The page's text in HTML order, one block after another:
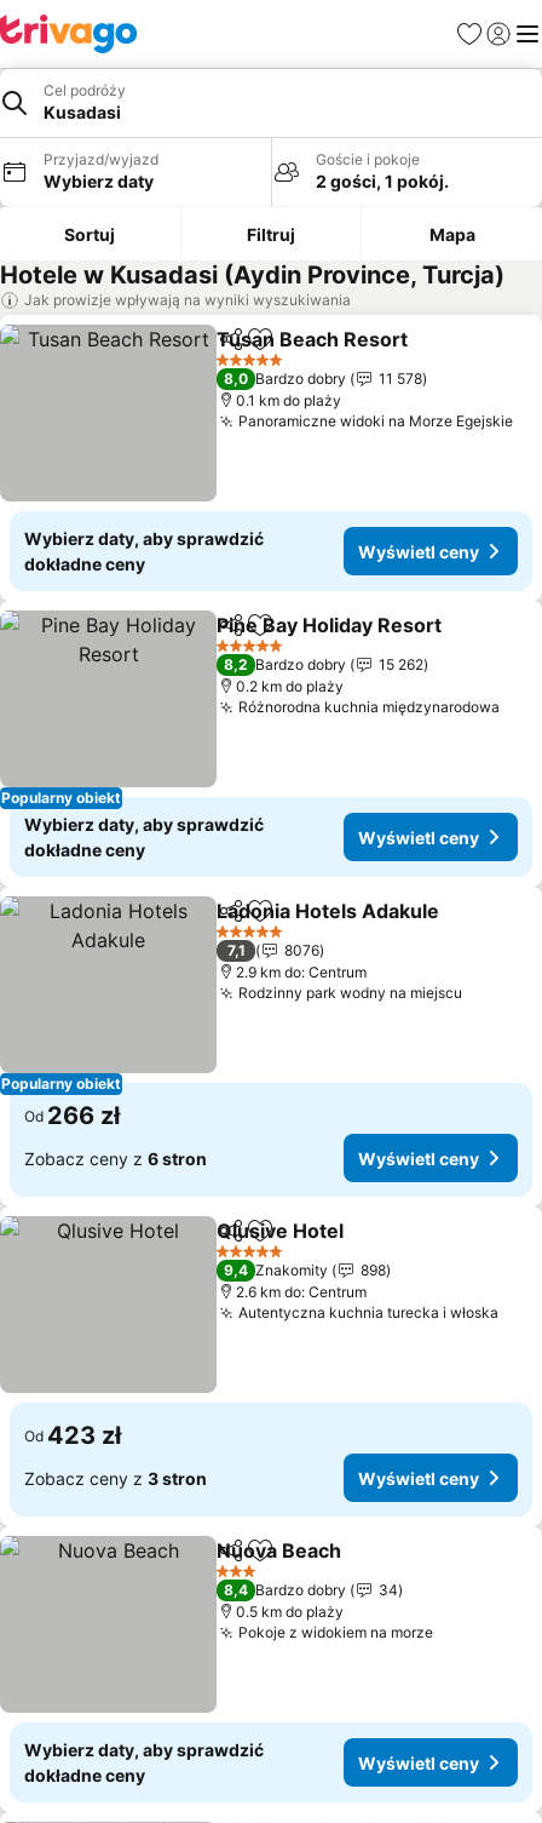
Ulubione
Cel podróży
Kusadasi
Przyjazd/wyjazd
Wybierz daty
Goście i pokoje
2 gości, 1 pokój.
Sortuj Filtruj Mapa
Hotele w Kusadasi (Aydin Province, Turcja)
Jak prowizje wpływają na wyniki wyszukiwania
Udostępnij
Dodaj do ulubionych
Tusan Beach Resort
5 Kategoria
8,0 Bardzo dobry
11 578
0.1 km do plaży
Panoramiczne widoki na Morze Egejskie
Wybierz daty, aby sprawdzić
dokładne ceny
Wyświetl ceny
Popularny obiekt
Udostępnij
Dodaj do ulubionych
Pine Bay Holiday Resort
5 Kategoria
8,2 Bardzo dobry
15 262
0.2 km do plaży
Różnorodna kuchnia międzynarodowa
Wybierz daty, aby sprawdzić
dokładne ceny
Wyświetl ceny
Popularny obiekt
Udostępnij
Dodaj do ulubionych
Ladonia Hotels Adakule
5 Kategoria
7,1
8076
2.9 km do: Centrum
Rodzinny park wodny na miejscu
Od 266 zł
Zobacz ceny z 6 stron Wyświetl ceny
Udostępnij
Dodaj do ulubionych
Qlusive Hotel
5 Kategoria
9,4 Znakomity
898
2.6 km do: Centrum
Autentyczna kuchnia turecka i włoska
Od 423 zł
Zobacz ceny z 3 stron Wyświetl ceny
Udostępnij
Dodaj do ulubionych
Nuova Beach
3 Kategoria
8,4 Bardzo dobry
34
0.5 km do plaży
Pokoje z widokiem na morzeWyświetl
Wybierz daty, aby sprawdzić
dokładne ceny
Wyświetl ceny